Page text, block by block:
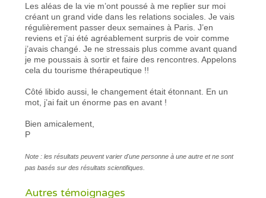
Les aléas de la vie m’ont poussé à me replier sur moi
créant un grand vide dans les relations sociales. Je vais
régulièrement passer deux semaines à Paris. J’en
reviens et j’ai été agréablement surpris de voir comme
j’avais changé. Je ne stressais plus comme avant quand
je me poussais à sortir et faire des rencontres. Appelons
cela du tourisme thérapeutique !!
Côté libido aussi, le changement était étonnant. En un
mot, j’ai fait un énorme pas en avant !
Bien amicalement,
P
Note : les résultats peuvent varier d'une personne à une autre et ne sont
pas basés sur des résultats scientifiques.
Autres témoignages